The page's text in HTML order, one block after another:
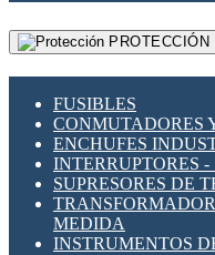
PROTECCIÓN
FUSIBLES
CONMUTADORES
ENCHUFES
INTERRUPTORES
SUPRESORES DE
MEDIDA
INSTRUMENTOS